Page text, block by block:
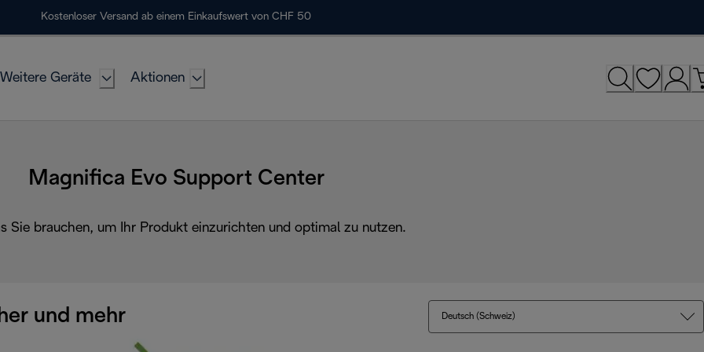
Kostenloser Versand ab einem Einkaufswert von CHF 50
Weitere Geräte Aktionen
Magnifica Evo Support Center
Sie brauchen, um Ihr Produkt einzurichten und optimal zu nutzen.
und mehr Deutsch (Schweiz)